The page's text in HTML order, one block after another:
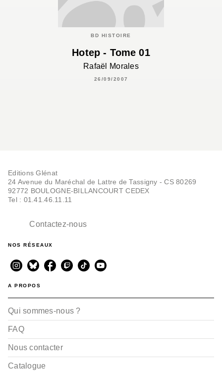
BD HISTOIRE
Hotep - Tome 01
Rafaël Morales
26/09/2007
Editions Glénat
24 Avenue du Maréchal de Lattre de Tassigny - CS 80269
92772 BOULOGNE-BILLANCOURT CEDEX
Tel : 01.41.46.11.11
Contactez-nous
NOS RÉSEAUX
A PROPOS
Qui sommes-nous ?
FAQ
Nous contacter
Catalogue